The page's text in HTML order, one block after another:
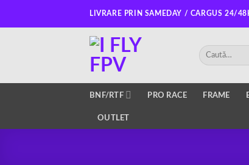
LIVRARE PRIN SAMEDAY / CARGUS 24/
Caută
după:
BNF/RTF PRO RACE FRAME
OUTLET